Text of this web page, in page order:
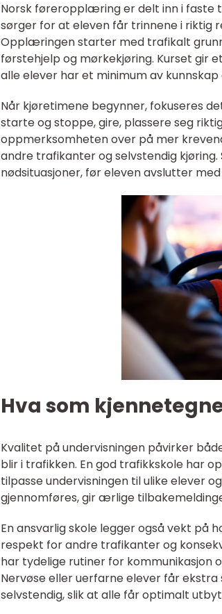
Norsk føreropplæring er delt inn i faste
sørger for at eleven får trinnene i riktig
Opplæringen starter med trafikalt
førstehjelp og mørkekjøring. Kurset gir
alle elever har et minimum av
Når kjøretimene begynner, fokuseres
starte og stoppe, gire, plassere seg
oppmerksomheten over på mer
andre trafikanter og selvstendig
nødsituasjoner, før eleven avslutter
Hva som
Kvalitet på undervisningen påvirker
blir i trafikken. En god trafikkskole har
tilpasse undervisningen til ulike elever
gjennomføres, gir ærlige
En ansvarlig skole legger også vekt på
respekt for andre trafikanter og
har tydelige rutiner for kommunikasjon
Nervøse eller uerfarne elever får
selvstendig, slik at alle får optimalt